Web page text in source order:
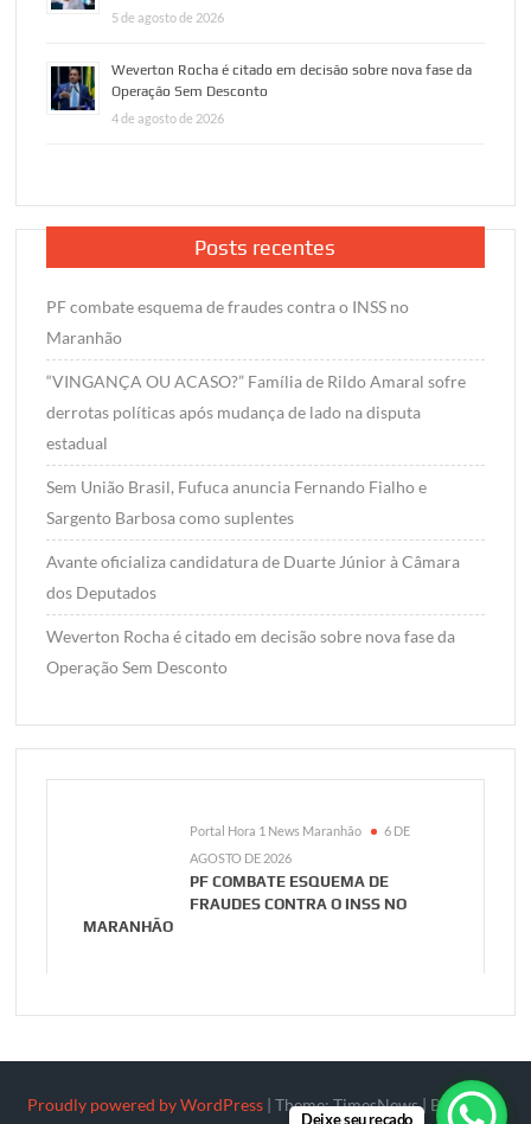
5 de agosto de 2026
Weverton Rocha é citado em decisão sobre nova fase da
Operação Sem Desconto
4 de agosto de 2026
Posts recentes
PF combate esquema de fraudes contra o INSS no
Maranhão
“VINGANÇA OU ACASO?” Família de Rildo Amaral sofre
derrotas políticas após mudança de lado na disputa
estadual
Sem União Brasil, Fufuca anuncia Fernando Fialho e
Sargento Barbosa como suplentes
Avante oficializa candidatura de Duarte Júnior à Câmara
dos Deputados
Weverton Rocha é citado em decisão sobre nova fase da
Operação Sem Desconto
Portal Hora 1 News Maranhão
6 DE
AGOSTO DE 2026
PF COMBATE ESQUEMA DE
FRAUDES CONTRA O INSS NO
MARANHÃO
Proudly powered by WordPress |Theme: TimesNews| ByTheme
Deixe seu recado